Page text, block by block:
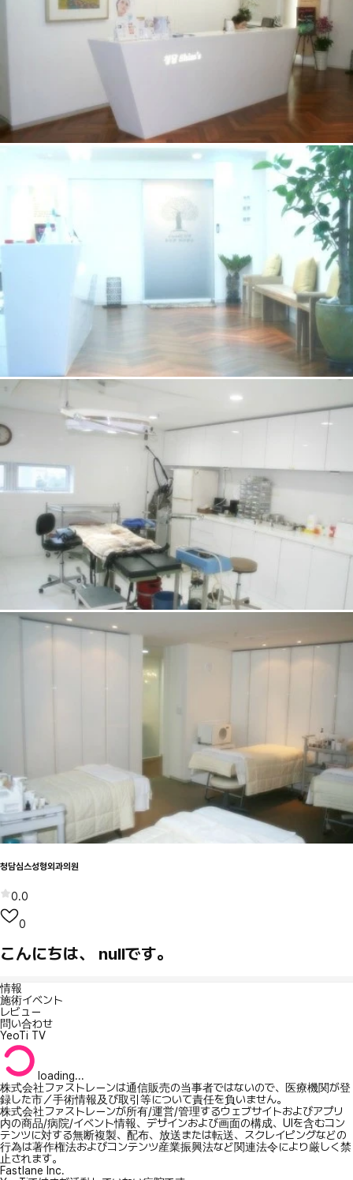
청담심스성형외과의원
0.0
0
こんにちは、 nullです。
情報
施術イベント
レビュー
問い合わせ
YeoTi TV
loading...
株式会社ファストレーンは通信販売の当事者ではないので、医療機関が登
録した市／手術情報及び取引等について責任を負いません。
株式会社ファストレーンが所有/運営/管理するウェブサイトおよびアプリ
内の商品/病院/イベント情報、デザインおよび画面の構成、UIを含むコン
テンツに対する無断複製、配布、放送または転送、スクレイピングなどの
行為は著作権法およびコンテンツ産業振興法など関連法令により厳しく禁
止されます。
Fastlane Inc.